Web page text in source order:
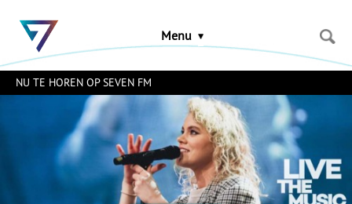
links
naar
inhoud
Naar
menu
Menu
NU TE HOREN OP SEVEN FM